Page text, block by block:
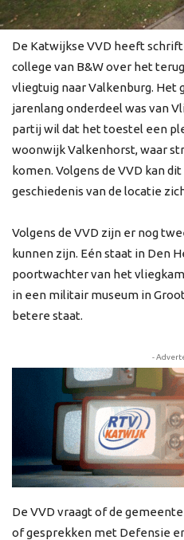
De Katwijkse VVD heeft
college van B&W over het
vliegtuig naar Valkenburg. Het
jarenlang onderdeel was van
partij wil dat het toestel een
woonwijk Valkenhorst, waar
komen. Volgens de VVD kan
geschiedenis van de locatie
Volgens de VVD zijn er nog
kunnen zijn. Eén staat in Den
poortwachter van het
in een militair museum in
betere staat.
-
De VVD vraagt of de
of gesprekken met Defensie